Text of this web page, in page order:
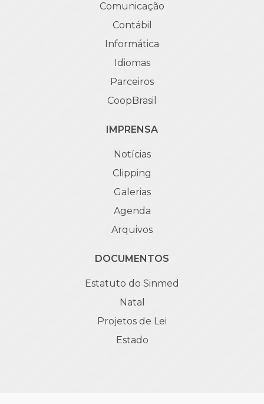
Comunicação
Contábil
Informática
Idiomas
Parceiros
CoopBrasil
IMPRENSA
Notícias
Clipping
Galerias
Agenda
Arquivos
DOCUMENTOS
Estatuto do Sinmed
Natal
Projetos de Lei
Estado